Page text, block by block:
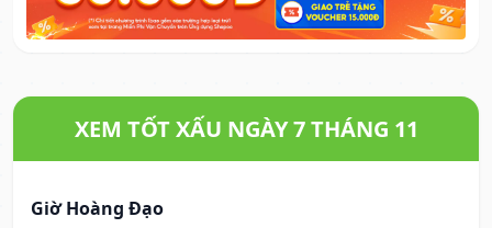
XEM TỐT XẤU NGÀY 7 THÁNG 11
Giờ Hoàng Đạo